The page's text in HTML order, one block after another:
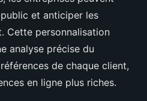
et anticiper les
Cette personnalisation
analyse précise du
de chaque client,
en ligne plus riches.